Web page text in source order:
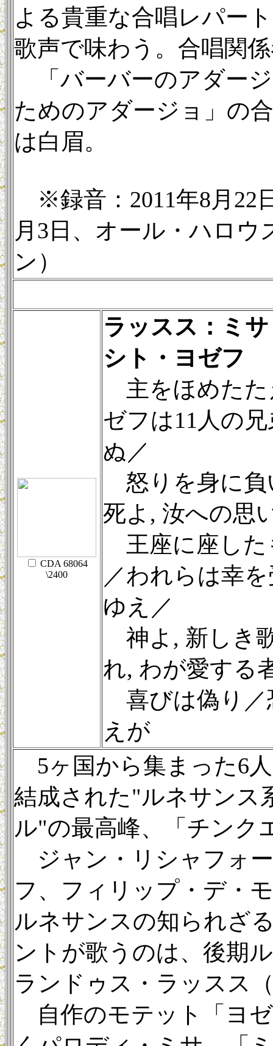
よる貴重な合唱レパー
歌声で味わう。合唱関
「バーバーのアダー
ためのアダージョ」の
は白眉。
※録音：2011年8月22
月3日、オール・ハロ
ン）
CDA 68064
\2400
ラッスス：ミ
シト・ヨゼフ
主をほめたた
ゼフは11人の
ぬ／
怒りを身に負
死よ, 汝への思
王座に座した
／われらは幸
ゆえ／
神よ, 新しき
れ, わが愛する
喜びは偽り／
えが
5ヶ国から集まった6
結成された"ルネサンス
ル"の最高峰、「チンク
ジャン・リシャフォ
フ、フィリップ・デ・
ルネサンスの知られざ
ントが歌うのは、後期
ランドゥス・ラッスス
自作のモテット「ヨ